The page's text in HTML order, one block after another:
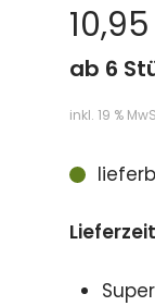
10,95
ab 6
inkl. 19 %